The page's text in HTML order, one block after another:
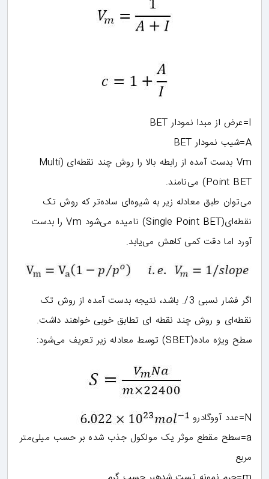
I=عرض از مبدا نمودار BET
A=شیب نمودار BET
Vm بدست آمده از رابطه بالا را روش چند نقطه‌ای (Multi
Point BET) می‌نامند.
می‌توان طبق معادله زیر به شیوه‌ای ساده‌تر که روش تک
نقطه‌ای(Single Point BET) نامیده می‌شود Vm را بدست
آورد اما دقت کمی کاهش می‌یابد.
اگر فشار نسبی 3/. باشد، نتیجه بدست آمده از روش تک
نقطه‌ای و روش چند نقطه ای تطابق خوبی خواهند داشت.
سطح ویژه ماده(SBET) توسط معادله زیر تعریف می‌شود:
N=عدد آووگادرو
a=سطح مقطع موثر یک مولکول جذب شده بر حسب میلی‌متر
مربع